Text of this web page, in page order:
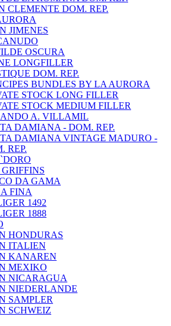
CLEMENTE DOM. REP.
JIMENES
OSCURA
LONGFILLER
DOM. REP.
BUNDLES BY LA AURORA
STOCK LONG FILLER
STOCK MEDIUM FILLER
A. VILLAMIL
DAMIANA - DOM. REP.
DAMIANA VINTAGE MADURO -
REP.
DA GAMA
FINA
1492
1888
HONDURAS
ITALIEN
KANAREN
MEXIKO
NICARAGUA
NIEDERLANDE
SAMPLER
SCHWEIZ